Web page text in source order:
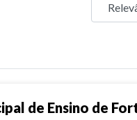
de Ensino de